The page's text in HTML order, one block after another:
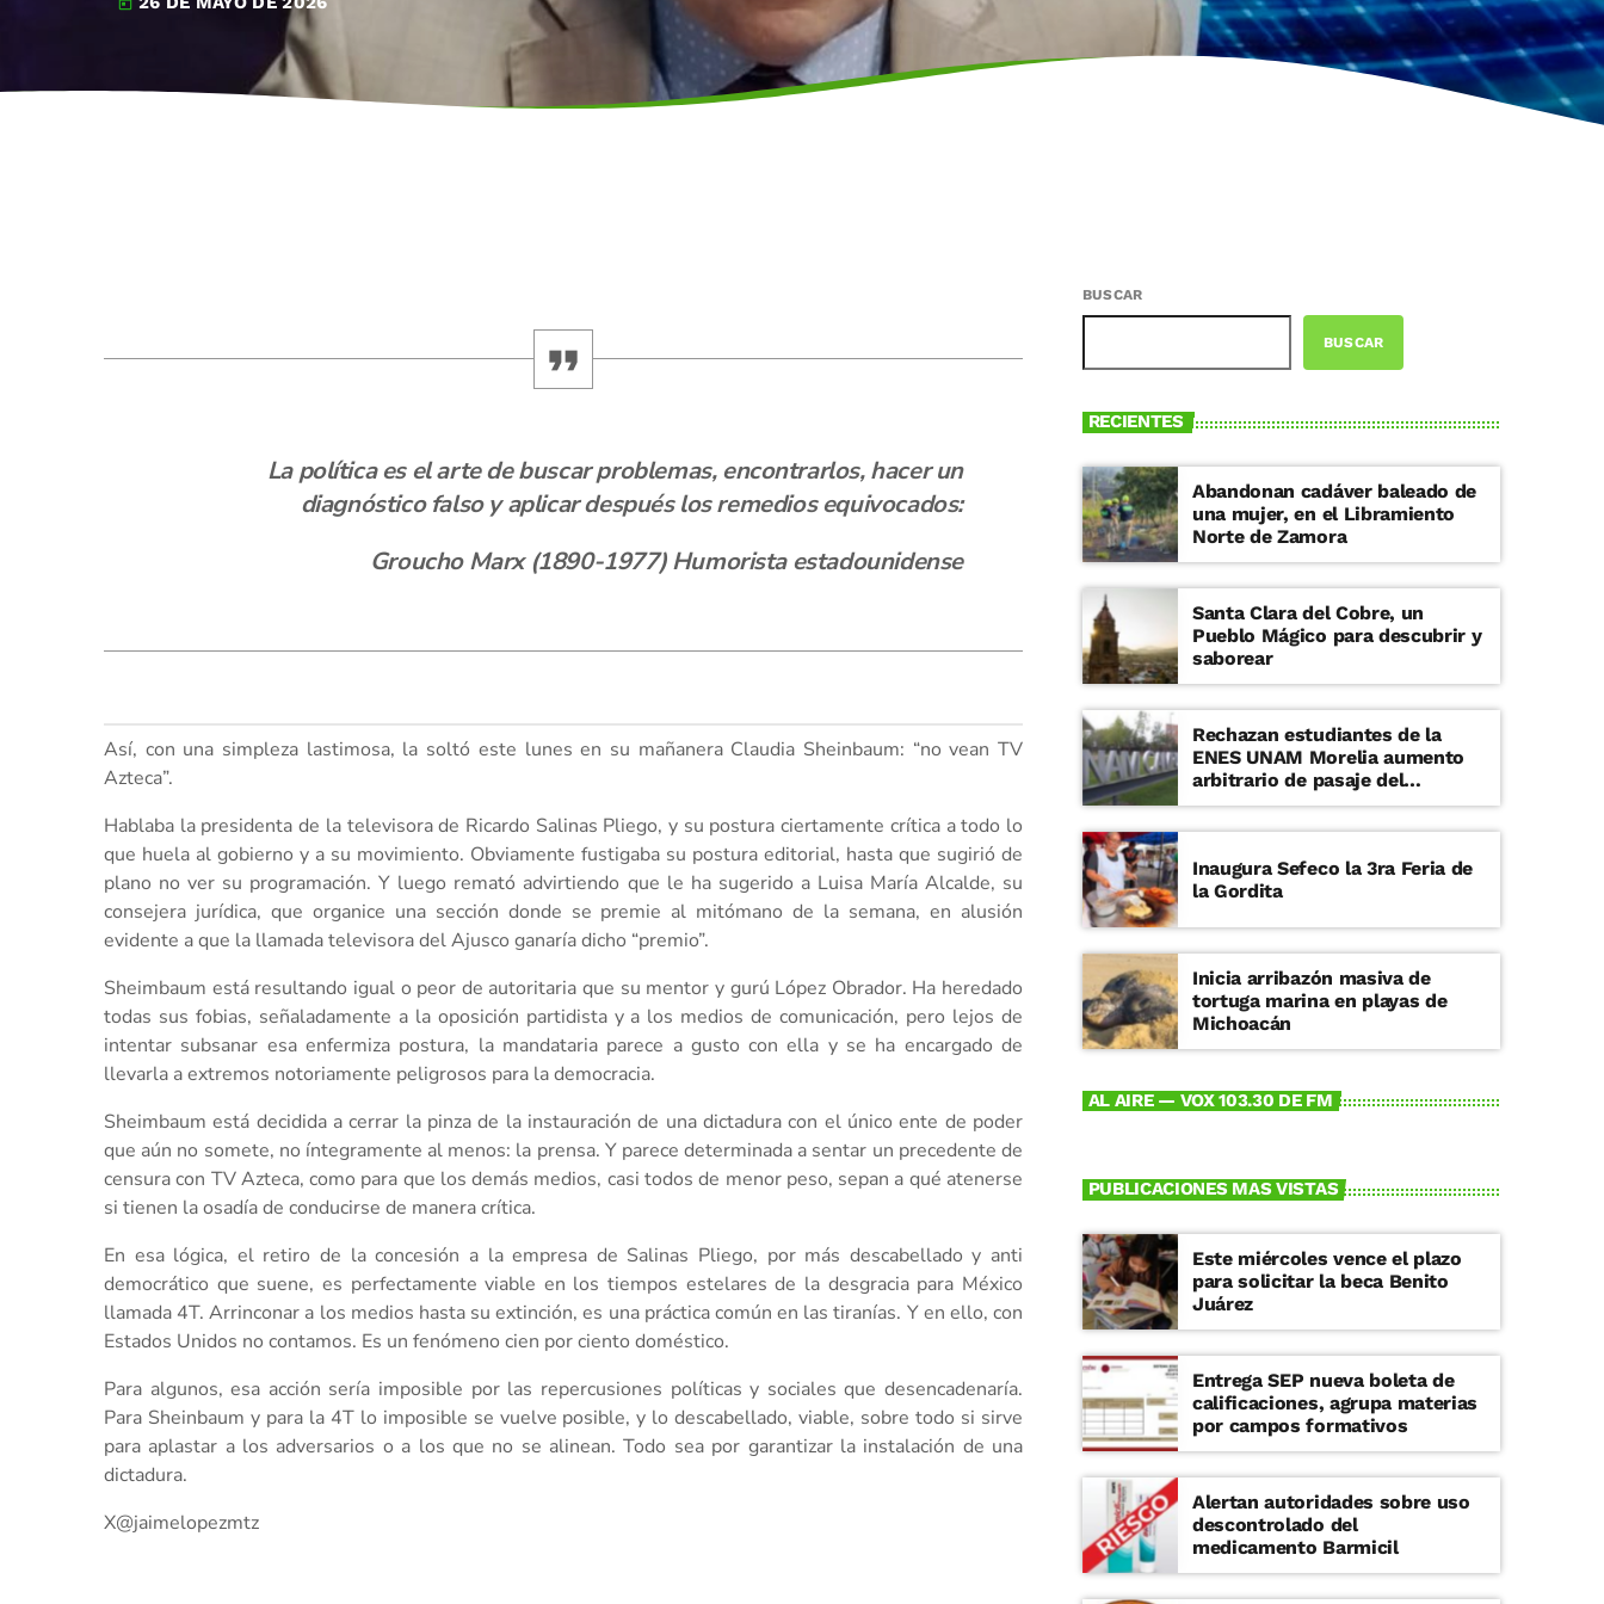
today
La política es el arte de buscar problemas, encontrarlos, hacer un
diagnóstico falso y aplicar después los remedios equivocados:
Groucho Marx (1890-1977) Humorista estadounidense
Así, con una simpleza lastimosa, la soltó este lunes en su mañanera Claudia Sheinbaum: “no vean TV
Azteca”.
Hablaba la presidenta de la televisora de Ricardo Salinas Pliego, y su postura ciertamente crítica a todo lo
que huela al gobierno y a su movimiento. Obviamente fustigaba su postura editorial, hasta que sugirió de
plano no ver su programación. Y luego remató advirtiendo que le ha sugerido a Luisa María Alcalde, su
consejera jurídica, que organice una sección donde se premie al mitómano de la semana, en alusión
evidente a que la llamada televisora del Ajusco ganaría dicho “premio”.
Sheimbaum está resultando igual o peor de autoritaria que su mentor y gurú López Obrador. Ha heredado
todas sus fobias, señaladamente a la oposición partidista y a los medios de comunicación, pero lejos de
intentar subsanar esa enfermiza postura, la mandataria parece a gusto con ella y se ha encargado de
llevarla a extremos notoriamente peligrosos para la democracia.
Sheimbaum está decidida a cerrar la pinza de la instauración de una dictadura con el único ente de poder
que aún no somete, no íntegramente al menos: la prensa. Y parece determinada a sentar un precedente de
censura con TV Azteca, como para que los demás medios, casi todos de menor peso, sepan a qué atenerse
si tienen la osadía de conducirse de manera crítica.
En esa lógica, el retiro de la concesión a la empresa de Salinas Pliego, por más descabellado y anti
democrático que suene, es perfectamente viable en los tiempos estelares de la desgracia para México
llamada 4T. Arrinconar a los medios hasta su extinción, es una práctica común en las tiranías. Y en ello, con
Estados Unidos no contamos. Es un fenómeno cien por ciento doméstico.
Para algunos, esa acción sería imposible por las repercusiones políticas y sociales que desencadenaría.
Para Sheinbaum y para la 4T lo imposible se vuelve posible, y lo descabellado, viable, sobre todo si sirve
para aplastar a los adversarios o a los que no se alinean. Todo sea por garantizar la instalación de una
dictadura.
X@jaimelopezmtz
BUSCAR
BUSCAR
RECIENTES
Abandonan cadáver baleado de
una mujer, en el Libramiento
Norte de Zamora
Santa Clara del Cobre, un
Pueblo Mágico para descubrir y
saborear
Rechazan estudiantes de la
ENES UNAM Morelia aumento
arbitrario de pasaje del
transporte
Inaugura Sefeco la 3ra Feria de
la Gordita
Inicia arribazón masiva de
tortuga marina en playas de
Michoacán
AL AIRE — VOX 103.30 DE FM
PUBLICACIONES MAS VISTAS
Este miércoles vence el plazo
para solicitar la beca Benito
Juárez
Entrega SEP nueva boleta de
calificaciones, agrupa materias
por campos formativos
Alertan autoridades sobre uso
descontrolado del
medicamento Barmicil